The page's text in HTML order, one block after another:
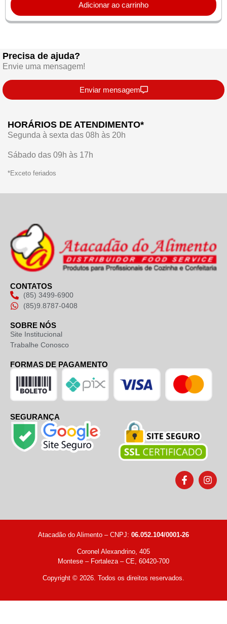
Adicionar ao carrinho
Precisa de ajuda?
Envie uma mensagem!
Enviar mensagem
HORÁRIOS DE ATENDIMENTO*
Segunda à sexta das 08h às 20h
Sábado das 09h às 17h
*Exceto feriados
(85) 3499-6900
(85)9.8787-0408
CONTATOS
SOBRE NÓS
Site Institucional
Trabalhe Conosco
FORMAS DE PAGAMENTO
SEGURANÇA
Atacadão do Alimento – CNPJ: 06.052.104/0001-26
Coronel Alexandrino, 405
Montese – Fortaleza – CE, 60420-700
Copyright © 2026. Todos os direitos reservados.